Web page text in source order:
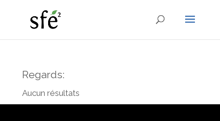
Regards:
Aucun résultats